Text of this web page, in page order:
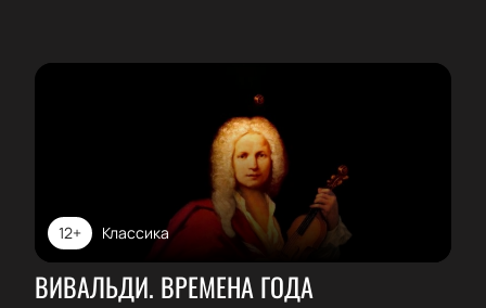
Классика
12+
ВИВАЛЬДИ. ВРЕМЕНА ГОДА